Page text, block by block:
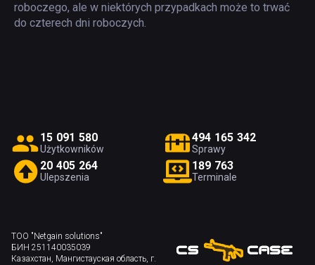
roboczego, ale w niektórych przypadkach może to trwać
do czterech dni roboczych.
15 091 580
Użytkowników
494 165 342
Sprawy
20 405 264
Ulepszenia
189 763
Terminale
ТОО "Netgain solutions"
БИН 251140035039
Казахстан, Мангистауская область, г.